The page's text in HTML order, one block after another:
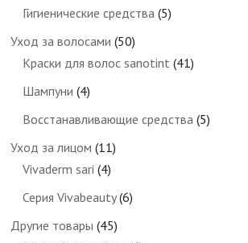
Гигиенические средства (5)
Уход за волосами (50)
Краски для волос sanotint (41)
Шампуни (4)
Восстанавливающие средства (5)
Уход за лицом (11)
Vivaderm sari (4)
Серия Vivabeauty (6)
Другие товары (45)